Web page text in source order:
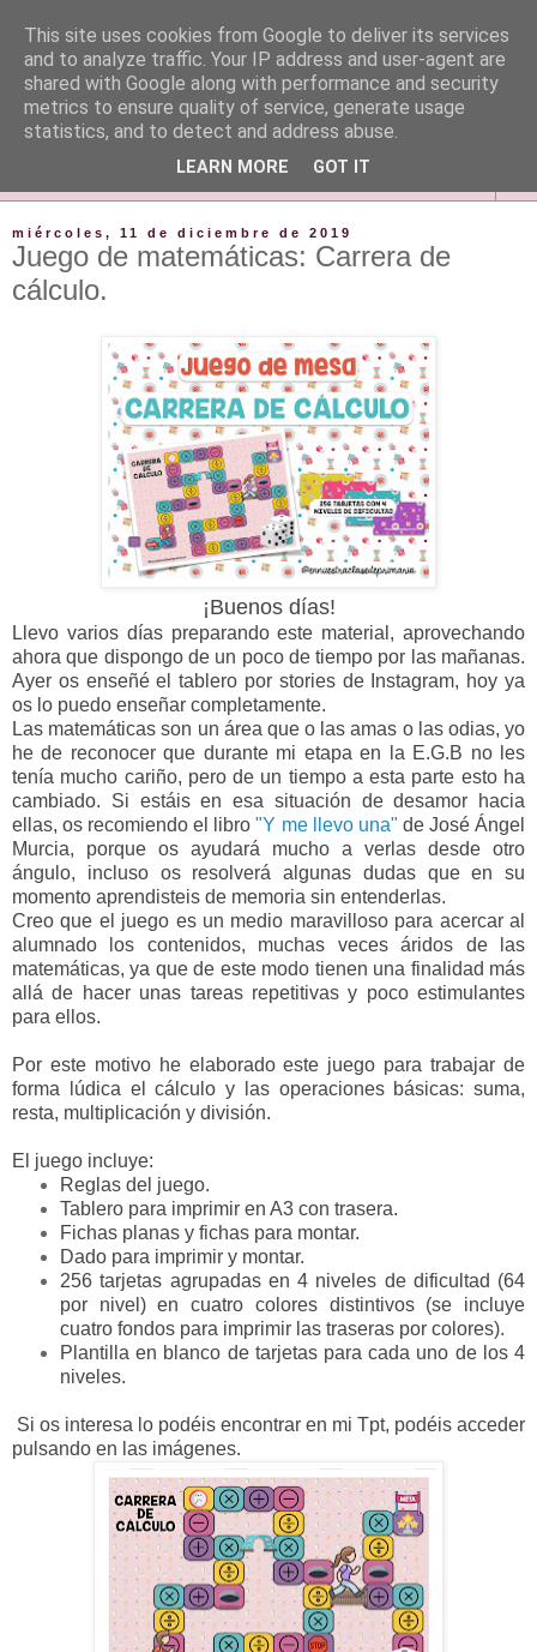
miércoles, 11 de diciembre de 2019
Juego de matemáticas: Carrera de
cálculo.
¡Buenos días!
Llevo varios días preparando este material, aprovechando
ahora que dispongo de un poco de tiempo por las mañanas.
Ayer os enseñé el tablero por stories de Instagram, hoy ya
os lo puedo enseñar completamente.
Las matemáticas son un área que o las amas o las odias, yo
he de reconocer que durante mi etapa en la E.G.B no les
tenía mucho cariño, pero de un tiempo a esta parte esto ha
cambiado. Si estáis en esa situación de desamor hacia
ellas, os recomiendo el libro"Y me llevo una" de José Ángel
Murcia, porque os ayudará mucho a verlas desde otro
ángulo, incluso os resolverá algunas dudas que en su
momento aprendisteis de memoria sin entenderlas.
Creo que el juego es un medio maravilloso para acercar al
alumnado los contenidos, muchas veces áridos de las
matemáticas, ya que de este modo tienen una finalidad más
allá de hacer unas tareas repetitivas y poco estimulantes
para ellos.
Por este motivo he elaborado este juego para trabajar de
forma lúdica el cálculo y las operaciones básicas: suma,
resta, multiplicación y división.
El juego incluye:
Reglas del juego.
Tablero para imprimir en A3 con trasera.
Fichas planas y fichas para montar.
Dado para imprimir y montar.
256 tarjetas agrupadas en 4 niveles de dificultad (64
por nivel) en cuatro colores distintivos (se incluye
cuatro fondos para imprimir las traseras por colores).
Plantilla en blanco de tarjetas para cada uno de los 4
niveles.
Si os interesa lo podéis encontrar en mi Tpt, podéis acceder
pulsando en las imágenes.
This site uses cookies from Google to deliver its services
and to analyze traffic. Your IP address and user-agent are
shared with Google along with performance and security
metrics to ensure quality of service, generate usage
statistics, and to detect and address abuse.
LEARN MORE GOT IT